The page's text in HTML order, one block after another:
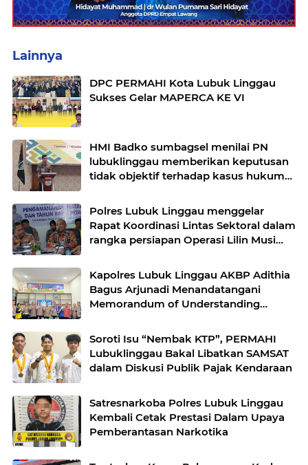
Lainnya
DPC PERMAHI Kota Lubuk Linggau
Sukses Gelar MAPERCA KE VI
HMI Badko sumbagsel menilai PN
lubuklinggau memberikan keputusan
tidak objektif terhadap kasus hukum
Polres Lubuk Linggau menggelar
Rapat Koordinasi Lintas Sektoral dalam
rangka persiapan Operasi Lilin Musi
Kapolres Lubuk Linggau AKBP Adithia
Bagus Arjunadi Menandatangani
Memorandum of Understanding
Pendidikan dan Kebudayaan
Soroti Isu “Nembak KTP”, PERMAHI
Lubuklinggau Bakal Libatkan SAMSAT
dalam Diskusi Publik Pajak Kendaraan
Satresnarkoba Polres Lubuk Linggau
Kembali Cetak Prestasi Dalam Upaya
Pemberantasan Narkotika